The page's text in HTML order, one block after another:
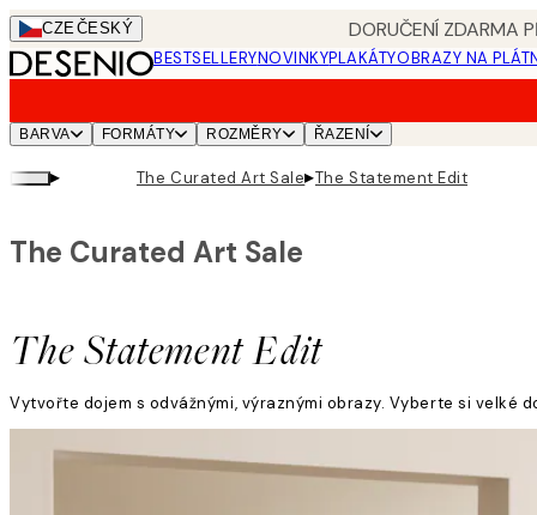
Skip
to
main
CZEČESKÝ DORUČENÍ ZDARMA
BESTSELLERYNOVINKYPLAKÁTYOBRAZY NA
BARVA FORMÁTY ROZMĚRY ŘAZENÍ
▸ The Curated Art Sale▸The Statement Edit
The Statement Edit
The Curated Art Sale
Vytvořte dojem s odvážnými, výraznými obrazy. Vyberte si velké